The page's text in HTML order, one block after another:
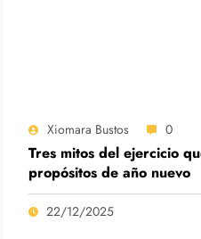
Xiomara Bustos 0
Tres mitos del ejercicio
propósitos de año nuevo
22/12/2025